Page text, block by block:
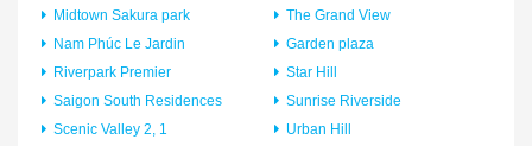
Midtown Sakura park
Nam Phúc Le Jardin
Riverpark Premier
Saigon South Residences
Scenic Valley 2, 1
The Grand View
Garden plaza
Star Hill
Sunrise Riverside
Urban Hill